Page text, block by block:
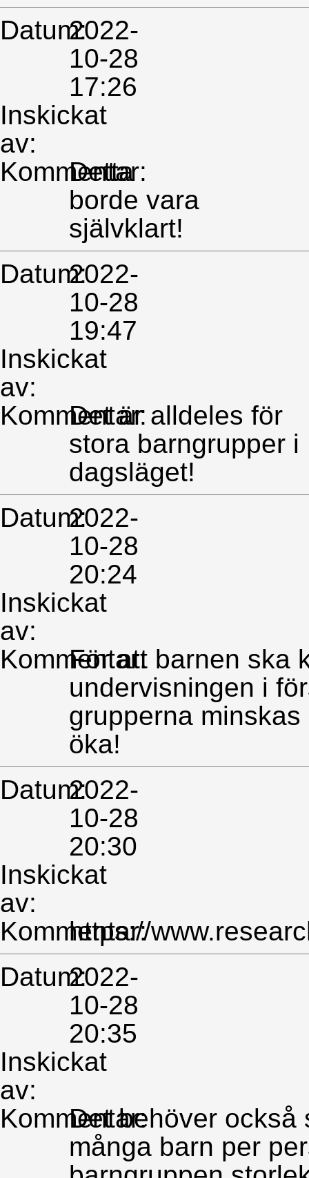
Datum:2022-
10-28
17:26
Inskickat
av:
Kommentar:
Detta
borde vara
självklart!
Datum:2022-
10-28
19:47
Inskickat
av:
Kommentar:
Det är alldeles för
stora barngrupper i
dagsläget!
Datum:2022-
10-28
20:24
Inskickat
av:
Kommentar:
För att barnen ska
undervisningen i
grupperna
öka!
Datum:2022-
10-28
20:30
Inskickat
av:
Kommentar:
https://
Datum:2022-
10-28
20:35
Inskickat
av:
Kommentar:
Det behöver också
många barn per